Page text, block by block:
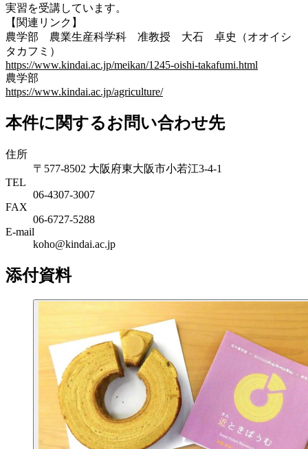
実習を受講しています。
【関連リンク】
農学部 農業生産科学科 准教授 大石 卓史（オオイシ
タカフミ）
https://www.kindai.ac.jp/meikan/1245-oishi-takafumi.html
農学部
https://www.kindai.ac.jp/agriculture/
本件に関するお問い合わせ先
住所
〒577-8502 大阪府東大阪市小若江3-4-1
TEL
06‐4307‐3007
FAX
06‐6727‐5288
E-mail
koho@kindai.ac.jp
添付資料